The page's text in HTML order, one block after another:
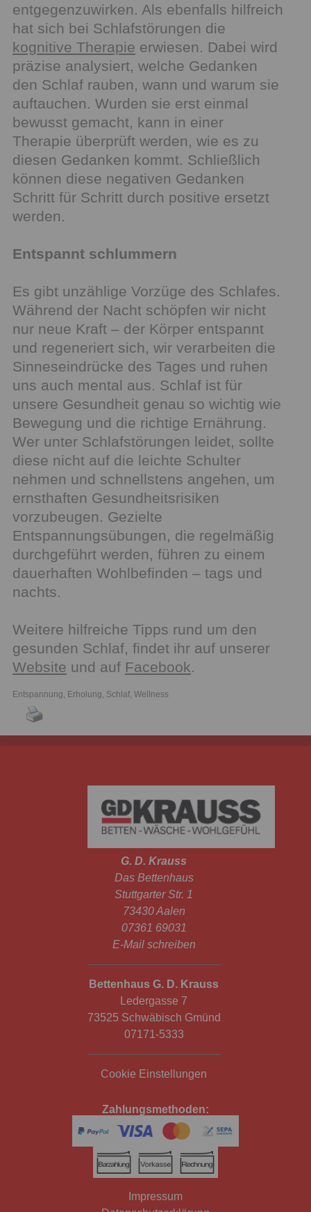
entgegenzuwirken. Als ebenfalls hilfreich
hat sich bei Schlafstörungen die
kognitive Therapie erwiesen. Dabei wird
präzise analysiert, welche Gedanken
den Schlaf rauben, wann und warum sie
auftauchen. Wurden sie erst einmal
bewusst gemacht, kann in einer
Therapie überprüft werden, wie es zu
diesen Gedanken kommt. Schließlich
können diese negativen Gedanken
Schritt für Schritt durch positive ersetzt
werden.
Entspannt schlummern
Es gibt unzählige Vorzüge des Schlafes.
Während der Nacht schöpfen wir nicht
nur neue Kraft – der Körper entspannt
und regeneriert sich, wir verarbeiten die
Sinneseindrücke des Tages und ruhen
uns auch mental aus. Schlaf ist für
unsere Gesundheit genau so wichtig wie
Bewegung und die richtige Ernährung.
Wer unter Schlafstörungen leidet, sollte
diese nicht auf die leichte Schulter
nehmen und schnellstens angehen, um
ernsthaften Gesundheitsrisiken
vorzubeugen. Gezielte
Entspannungsübungen, die regelmäßig
durchgeführt werden, führen zu einem
dauerhaften Wohlbefinden – tags und
nachts.
Weitere hilfreiche Tipps rund um den
gesunden Schlaf, findet ihr auf unserer
Website und auf Facebook.
Entspannung, Erholung, Schlaf, Wellness
G. D. Krauss
Das Bettenhaus
Stuttgarter Str. 1
73430 Aalen
07361 69031
E-Mail schreiben
Bettenhaus G. D. Krauss
Ledergasse 7
73525 Schwäbisch Gmünd
07171-5333
Cookie Einstellungen
Zahlungsmethoden:
Impressum